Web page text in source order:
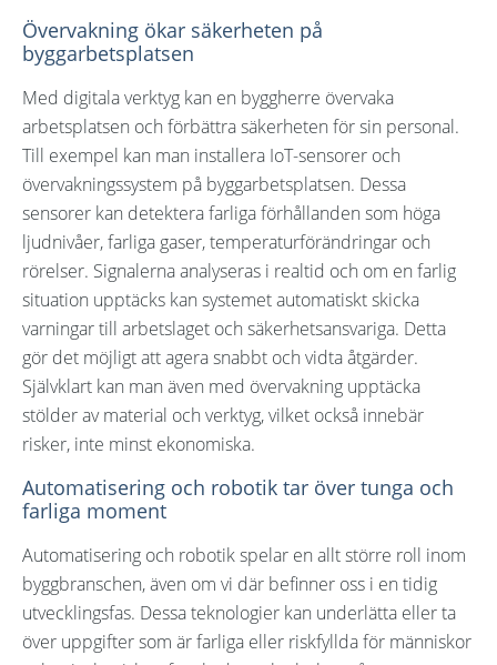
Övervakning ökar säkerheten på
byggarbetsplatsen
Med digitala verktyg kan en byggherre övervaka
arbetsplatsen och förbättra säkerheten för sin personal.
Till exempel kan man installera IoT-sensorer och
övervakningssystem på byggarbetsplatsen. Dessa
sensorer kan detektera farliga förhållanden som höga
ljudnivåer, farliga gaser, temperaturförändringar och
rörelser. Signalerna analyseras i realtid och om en farlig
situation upptäcks kan systemet automatiskt skicka
varningar till arbetslaget och säkerhetsansvariga. Detta
gör det möjligt att agera snabbt och vidta åtgärder.
Självklart kan man även med övervakning upptäcka
stölder av material och verktyg, vilket också innebär
risker, inte minst ekonomiska.
Automatisering och robotik tar över tunga och
farliga moment
Automatisering och robotik spelar en allt större roll inom
byggbranschen, även om vi där befinner oss i en tidig
utvecklingsfas. Dessa teknologier kan underlätta eller ta
över uppgifter som är farliga eller riskfyllda för människor